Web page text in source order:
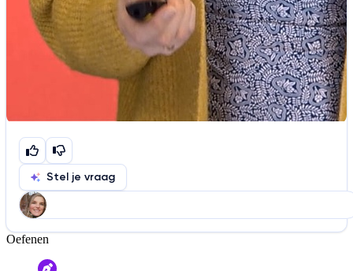
Stel je vraag
Help ons de video te verbeteren
De audio is slecht
Oefenen